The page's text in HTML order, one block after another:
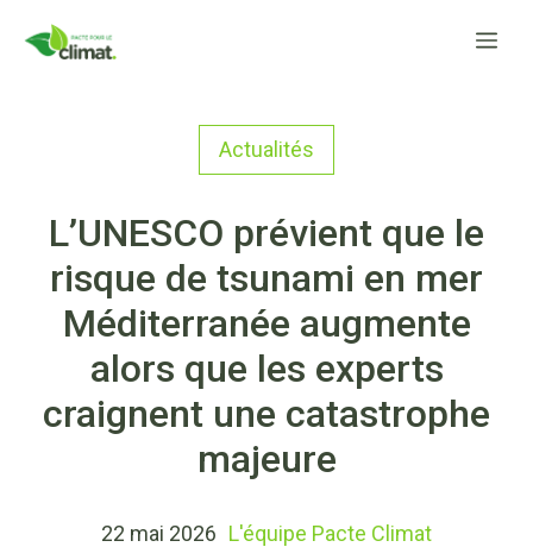
Actualités
L’UNESCO prévient que le
risque de tsunami en mer
Méditerranée augmente
alors que les experts
craignent une catastrophe
majeure
22 mai 2026 L'équipe Pacte Climat